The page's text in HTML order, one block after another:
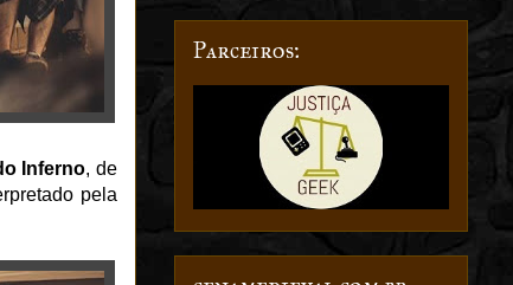
Inferno, de
pela
Parceiros: